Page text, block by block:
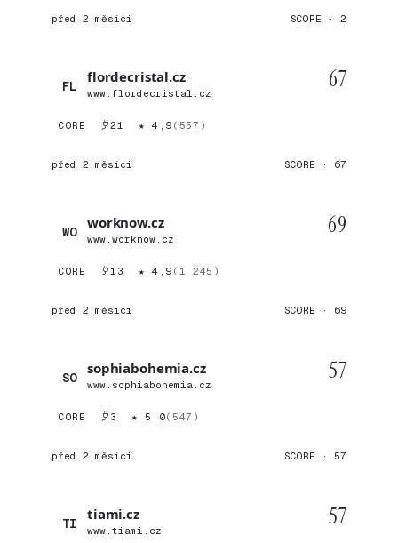
před 2 měsíci SCORE · 2
FL
flordecristal.cz
www.flordecristal.cz
67
CORE 21 ★ 4,9 (557)
před 2 měsíci SCORE · 67
WO
worknow.cz
www.worknow.cz
69
CORE 13 ★ 4,9 (1 245)
před 2 měsíci SCORE · 69
SO
sophiabohemia.cz
www.sophiabohemia.cz
57
CORE 3 ★ 5,0(547)
před 2 měsíci SCORE · 57
TI
tiami.cz
www.tiami.cz
57